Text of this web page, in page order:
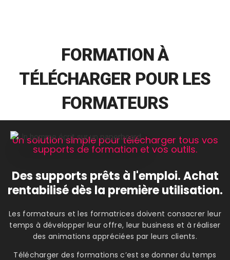
FORMATION À
TÉLÉCHARGER POUR LES
FORMATEURS
Un solution simple pour télécharger tous vos
supports de formation et vos outils.
Des supports prêts à l'emploi. Achat
rentabilisé dès la première utilisation.
Les formateurs et les formatrices doivent consacrer leur
temps à développer leur offre, leur business et à réaliser
des animations appréciées par leurs clients.
Télécharger des formations c’est se donner du temps